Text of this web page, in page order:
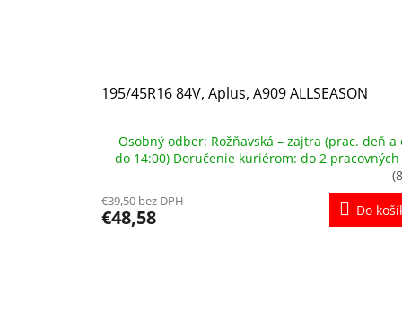
195/45R16 84V, Aplus, A909 ALLSEASON
Osobný odber: Rožňavská – zajtra (prac. deň a
do 14:00) Doručenie kuriérom: do 2
€39,50 bez DPH
€48,58 Do